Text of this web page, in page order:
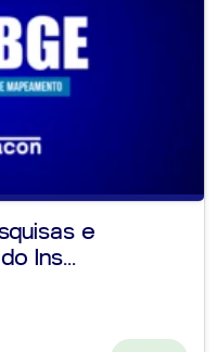
e
Ins...